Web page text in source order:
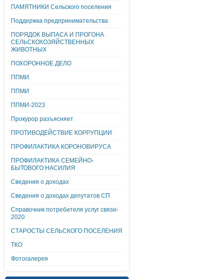
ПАМЯТНИКИ Сельского поселения
Поддержка предпринимательства
ПОРЯДОК ВЫПАСА И ПРОГОНА
СЕЛЬСКОХОЗЯЙСТВЕННЫХ
ЖИВОТНЫХ
ПОХОРОННОЕ ДЕЛО
ППМИ
ППМИ
ППМИ-2023
Прокурор разъясняет
ПРОТИВОДЕЙСТВИЕ КОРРУПЦИИ
ПРОФИЛАКТИКА КОРОНОВИРУСА
ПРОФИЛАКТИКА СЕМЕЙНО-
БЫТОВОГО НАСИЛИЯ
Сведения о доходах
Сведения о доходах депутатов СП
Справочник потребителя услуг связи-
2020
СТАРОСТЫ СЕЛЬСКОГО ПОСЕЛЕНИЯ
ТКО
Фотогалерея